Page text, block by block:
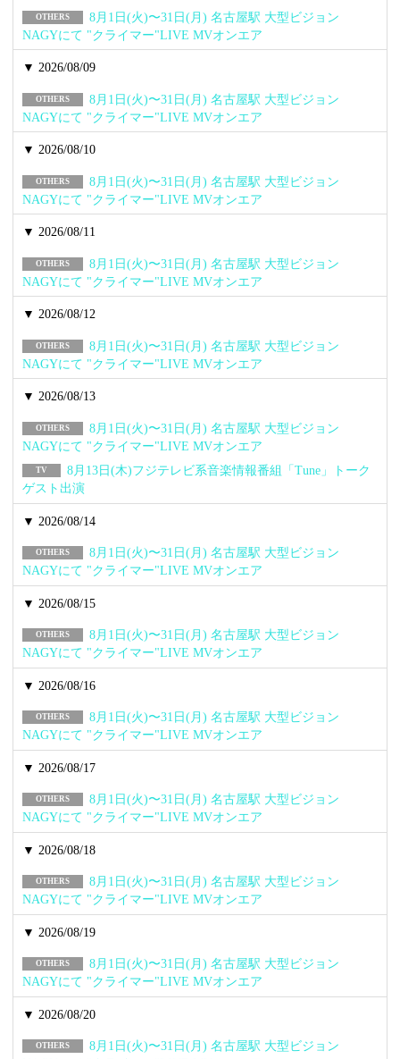
OTHERS
8月1日(火)〜31日(月) 名古屋駅 大型ビジョン
NAGYにて "クライマー"LIVE MVオンエア
▼ 2026/08/09
OTHERS
8月1日(火)〜31日(月) 名古屋駅 大型ビジョン
NAGYにて "クライマー"LIVE MVオンエア
▼ 2026/08/10
OTHERS
8月1日(火)〜31日(月) 名古屋駅 大型ビジョン
NAGYにて "クライマー"LIVE MVオンエア
▼ 2026/08/11
OTHERS
8月1日(火)〜31日(月) 名古屋駅 大型ビジョン
NAGYにて "クライマー"LIVE MVオンエア
▼ 2026/08/12
OTHERS
8月1日(火)〜31日(月) 名古屋駅 大型ビジョン
NAGYにて "クライマー"LIVE MVオンエア
▼ 2026/08/13
OTHERS
8月1日(火)〜31日(月) 名古屋駅 大型ビジョン
NAGYにて "クライマー"LIVE MVオンエア
TV
8月13日(木)フジテレビ系音楽情報番組「Tune」トーク
ゲスト出演
▼ 2026/08/14
OTHERS
8月1日(火)〜31日(月) 名古屋駅 大型ビジョン
NAGYにて "クライマー"LIVE MVオンエア
▼ 2026/08/15
OTHERS
8月1日(火)〜31日(月) 名古屋駅 大型ビジョン
NAGYにて "クライマー"LIVE MVオンエア
▼ 2026/08/16
OTHERS
8月1日(火)〜31日(月) 名古屋駅 大型ビジョン
NAGYにて "クライマー"LIVE MVオンエア
▼ 2026/08/17
OTHERS
8月1日(火)〜31日(月) 名古屋駅 大型ビジョン
NAGYにて "クライマー"LIVE MVオンエア
▼ 2026/08/18
OTHERS
8月1日(火)〜31日(月) 名古屋駅 大型ビジョン
NAGYにて "クライマー"LIVE MVオンエア
▼ 2026/08/19
OTHERS
8月1日(火)〜31日(月) 名古屋駅 大型ビジョン
NAGYにて "クライマー"LIVE MVオンエア
▼ 2026/08/20
OTHERS
8月1日(火)〜31日(月) 名古屋駅 大型ビジョン